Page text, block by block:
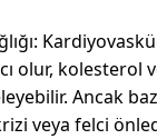
olur, kolesterol
Ancak
veya felci